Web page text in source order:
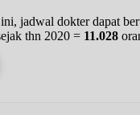
jadwal dokter dapat
thn 2020 = 11.028